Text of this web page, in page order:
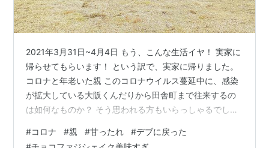
2021年3月31日~4月4日 もう、こんな生活イヤ！ 実家に
帰らせてもらいます！ という訳で、実家に帰りました。
コロナと年老いた親 このコロナウイルス蔓延中に、感染
が拡大している大阪くんだりから田舎町まで往来するの
は如何なものか？ そう思われる方もいらっしゃるでしょ
ことを選びます。社会的に見れば不届き者かも知れませ
#コロナ #親 #甘ったれ #デブに戻った